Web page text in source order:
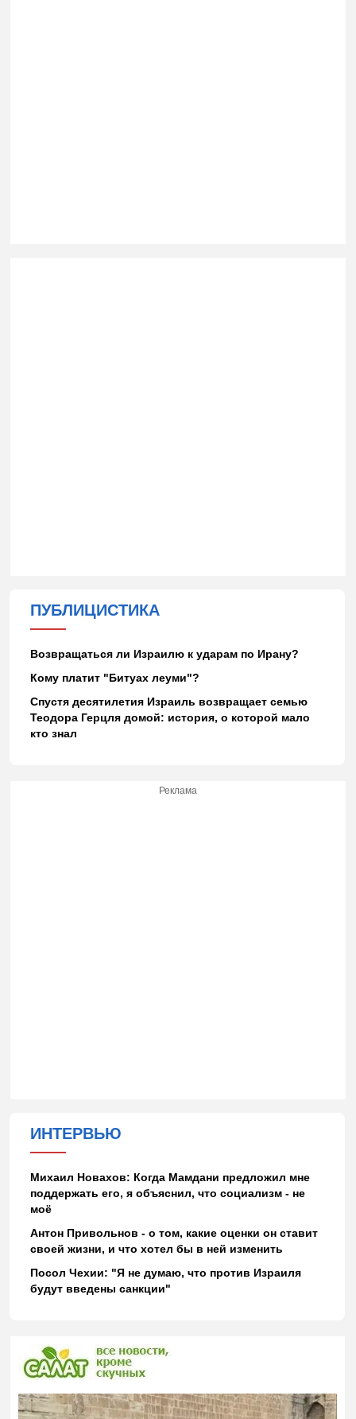
ПУБЛИЦИСТИКА
Возвращаться ли Израилю к ударам по Ирану?
Кому платит "Битуах леуми"?
Спустя десятилетия Израиль возвращает семью
Теодора Герцля домой: история, о которой мало
кто знал
Реклама
ИНТЕРВЬЮ
Михаил Новахов: Когда Мамдани предложил мне
поддержать его, я объяснил, что социализм - не
моё
Антон Привольнов - о том, какие оценки он ставит
своей жизни, и что хотел бы в ней изменить
Посол Чехии: "Я не думаю, что против Израиля
будут введены санкции"